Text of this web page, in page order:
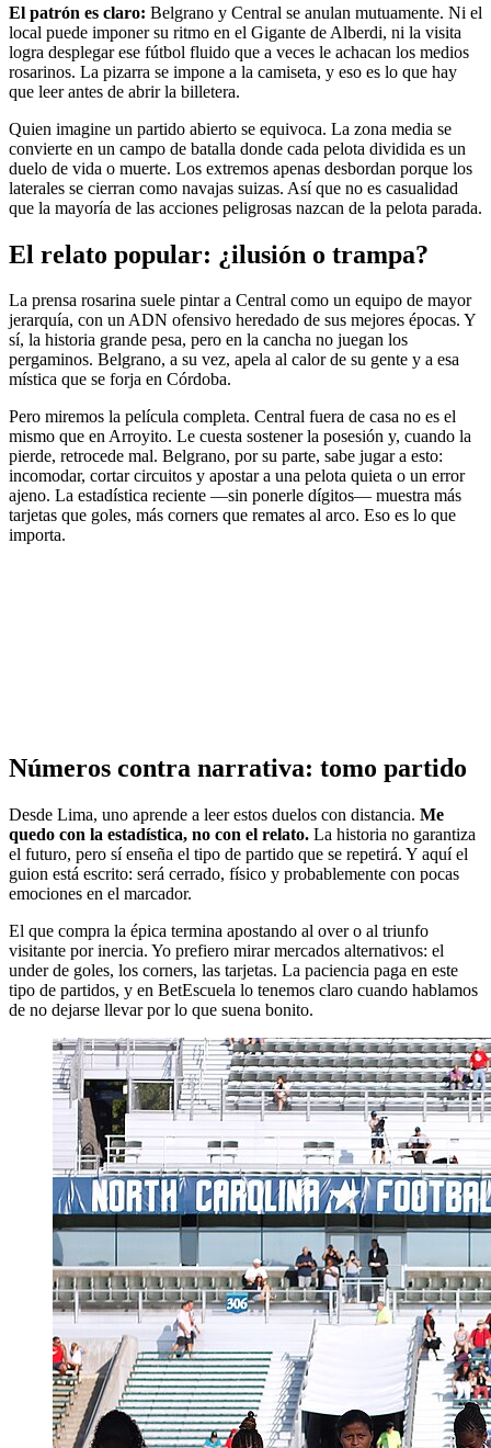
El patrón es claro: Belgrano y Central se anulan mutuamente. Ni el
local puede imponer su ritmo en el Gigante de Alberdi, ni la visita
logra desplegar ese fútbol fluido que a veces le achacan los medios
rosarinos. La pizarra se impone a la camiseta, y eso es lo que hay
que leer antes de abrir la billetera.
Quien imagine un partido abierto se equivoca. La zona media se
convierte en un campo de batalla donde cada pelota dividida es un
duelo de vida o muerte. Los extremos apenas desbordan porque los
laterales se cierran como navajas suizas. Así que no es casualidad
que la mayoría de las acciones peligrosas nazcan de la pelota parada.
El relato popular: ¿ilusión o trampa?
La prensa rosarina suele pintar a Central como un equipo de mayor
jerarquía, con un ADN ofensivo heredado de sus mejores épocas. Y
sí, la historia grande pesa, pero en la cancha no juegan los
pergaminos. Belgrano, a su vez, apela al calor de su gente y a esa
mística que se forja en Córdoba.
Pero miremos la película completa. Central fuera de casa no es el
mismo que en Arroyito. Le cuesta sostener la posesión y, cuando la
pierde, retrocede mal. Belgrano, por su parte, sabe jugar a esto:
incomodar, cortar circuitos y apostar a una pelota quieta o un error
ajeno. La estadística reciente —sin ponerle dígitos— muestra más
tarjetas que goles, más corners que remates al arco. Eso es lo que
importa.
Números contra narrativa: tomo partido
Desde Lima, uno aprende a leer estos duelos con distancia. Me
quedo con la estadística, no con el relato. La historia no garantiza
el futuro, pero sí enseña el tipo de partido que se repetirá. Y aquí el
guion está escrito: será cerrado, físico y probablemente con pocas
emociones en el marcador.
El que compra la épica termina apostando al over o al triunfo
visitante por inercia. Yo prefiero mirar mercados alternativos: el
under de goles, los corners, las tarjetas. La paciencia paga en este
tipo de partidos, y en BetEscuela lo tenemos claro cuando hablamos
de no dejarse llevar por lo que suena bonito.